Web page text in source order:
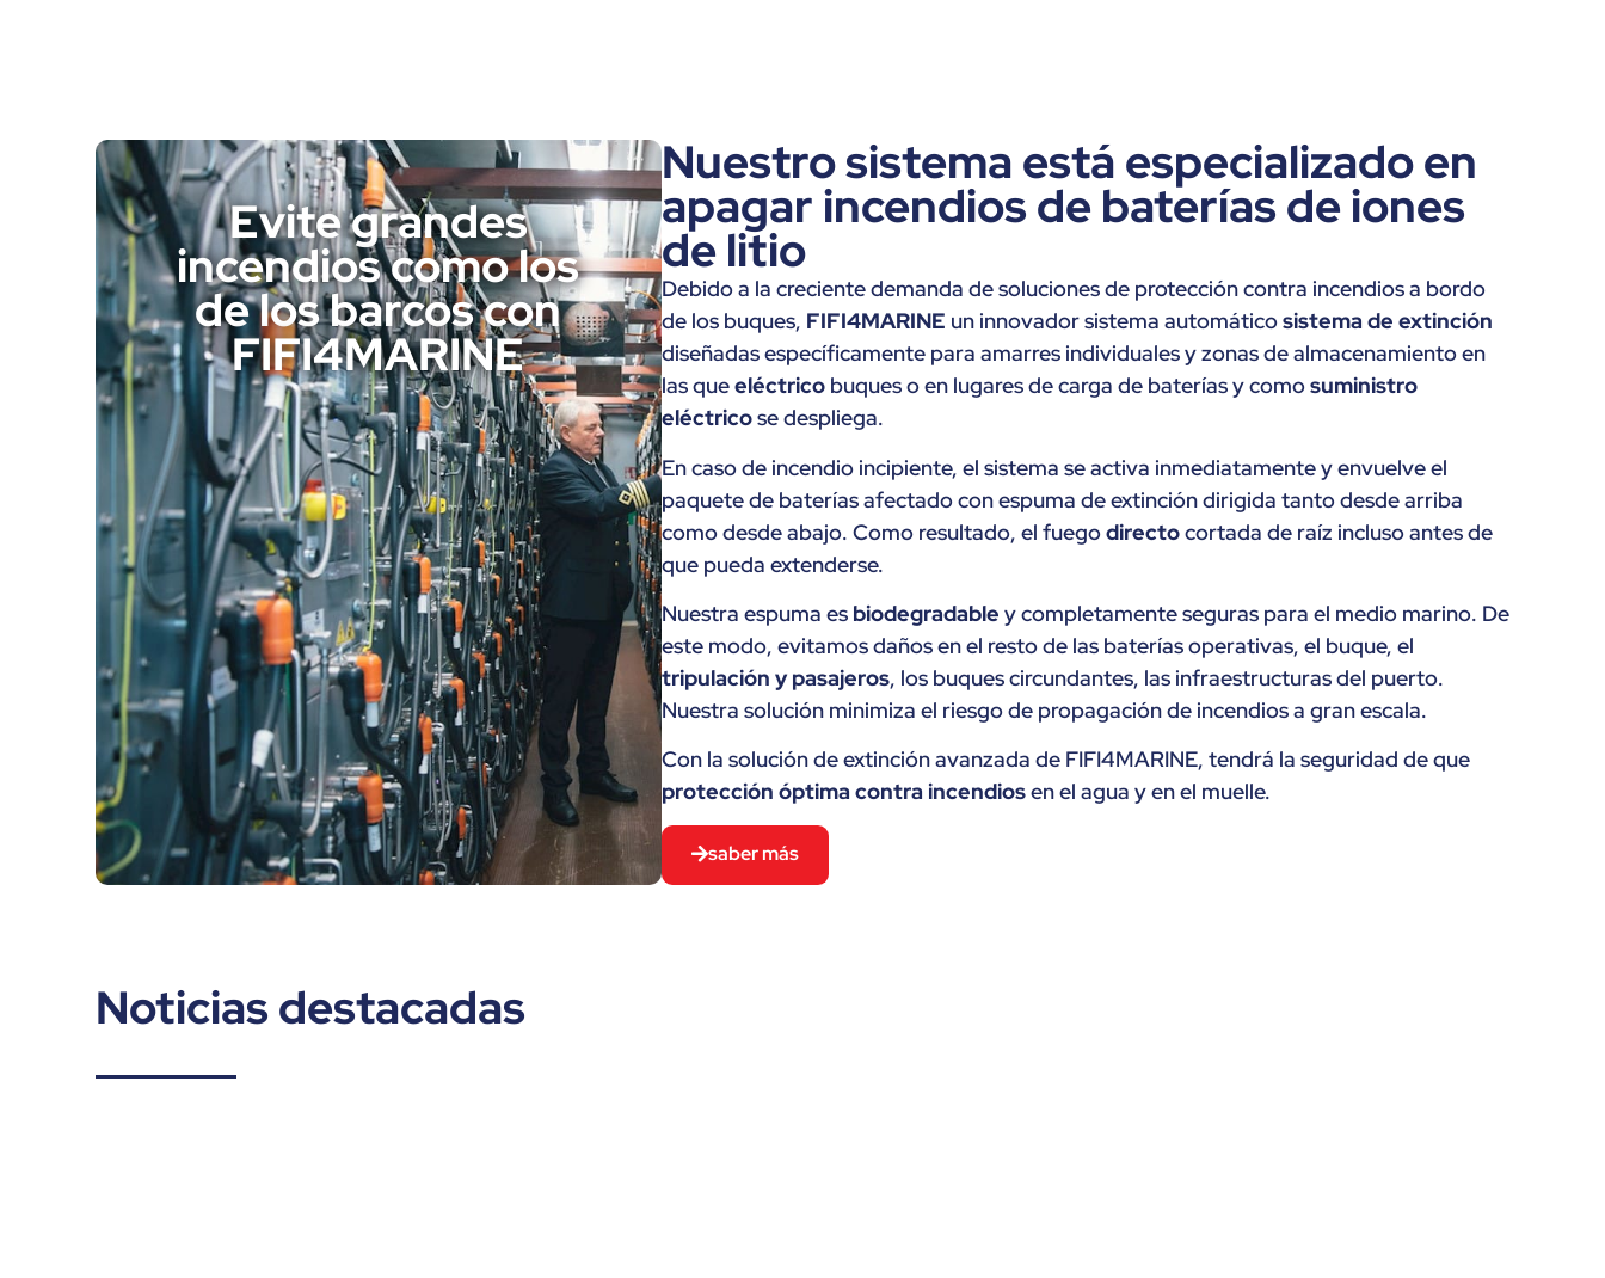
Evite grandes
incendios como los
de los barcos con
FIFI4MARINE
Nuestro sistema está especializado en
apagar incendios de baterías de iones
de litio
Debido a la creciente demanda de soluciones de protección contra incendios a bordo
de los buques, FIFI4MARINE un innovador sistema automáticosistema de extinción
diseñadas específicamente para amarres individuales y zonas de almacenamiento en
las queeléctricobuques o en lugares de carga de baterías y comosuministro
eléctricose despliega.
En caso de incendio incipiente, el sistema se activa inmediatamente y envuelve el
paquete de baterías afectado con espuma de extinción dirigida tanto desde arriba
como desde abajo. Como resultado, el fuegodirectocortada de raíz incluso antes de
que pueda extenderse.
Nuestra espuma es biodegradable y completamente seguras para el medio marino. De
este modo, evitamos daños en el resto de las baterías operativas, el buque, el
tripulación y pasajeros, los buques circundantes, las infraestructuras del puerto.
Nuestra solución minimiza el riesgo de propagación de incendios a gran escala.
Con la solución de extinción avanzada de FIFI4MARINE, tendrá la seguridad de que
protección óptima contra incendiosen el agua y en el muelle.
saber más
Noticias destacadas